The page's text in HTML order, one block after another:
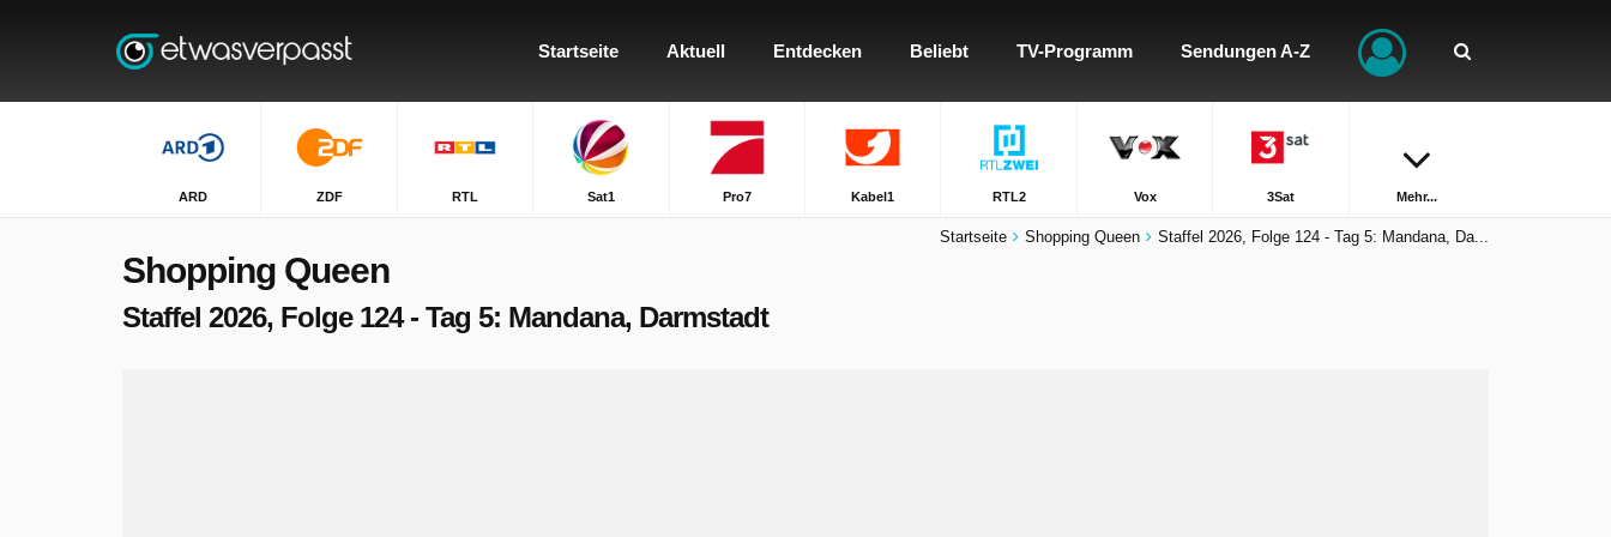
Startseite Aktuell Entdecken Beliebt TV-Programm Sendungen A-Z
ARD ZDF RTL Sat1 Pro7 Kabel1 RTL2 Vox 3Sat Mehr...
Startseite Shopping Queen Staffel 2026, Folge 124 - Tag 5: Mandana, Da...
Shopping Queen
Staffel 2026, Folge 124 - Tag 5: Mandana, Darmstadt